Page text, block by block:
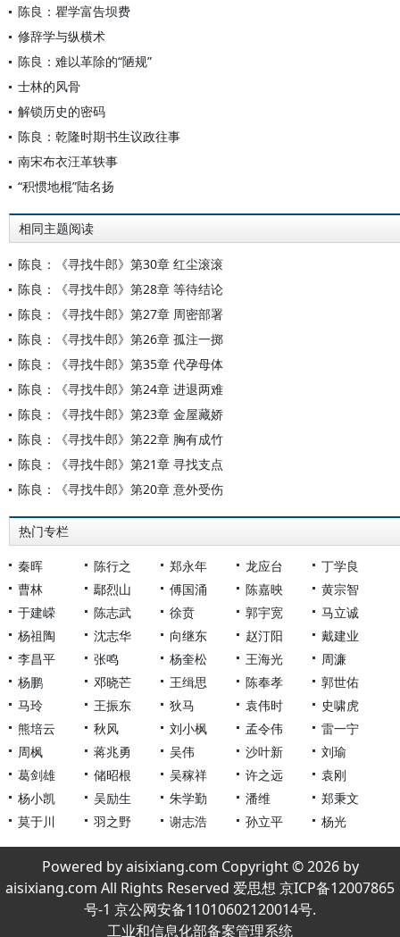
陈良：瞿学富告坝费
修辞学与纵横术
陈良：难以革除的“陋规”
士林的风骨
解锁历史的密码
陈良：乾隆时期书生议政往事
南宋布衣汪革轶事
“积惯地棍”陆名扬
相同主题阅读
陈良：《寻找牛郎》第30章 红尘滚滚
陈良：《寻找牛郎》第28章 等待结论
陈良：《寻找牛郎》第27章 周密部署
陈良：《寻找牛郎》第26章 孤注一掷
陈良：《寻找牛郎》第35章 代孕母体
陈良：《寻找牛郎》第24章 进退两难
陈良：《寻找牛郎》第23章 金屋藏娇
陈良：《寻找牛郎》第22章 胸有成竹
陈良：《寻找牛郎》第21章 寻找支点
陈良：《寻找牛郎》第20章 意外受伤
热门专栏
秦晖 陈行之 郑永年 龙应台
丁学良
曹林
鄢烈山 傅国涌 陈嘉映
黄宗智
于建嵘
陈志武 徐贲 郭宇宽
马立诚
杨祖陶
沈志华 向继东 赵汀阳
戴建业
李昌平
张鸣 杨奎松 王海光
周濂
杨鹏
邓晓芒 王缉思 陈奉孝
郭世佑
马玲
王振东 狄马 袁伟时
史啸虎
熊培云
秋风 刘小枫 孟令伟
雷一宁
周枫
蒋兆勇 吴伟 沙叶新
刘瑜
葛剑雄
储昭根 吴稼祥 许之远
袁刚
杨小凯
吴励生 朱学勤 潘维
郑秉文
莫于川
羽之野 谢志浩 孙立平 杨光
Powered by aisixiang.com Copyright © 2026 by
aisixiang.com All Rights Reserved 爱思想 京ICP备12007865
号-1 京公网安备11010602120014号.
工业和信息化部备案管理系统